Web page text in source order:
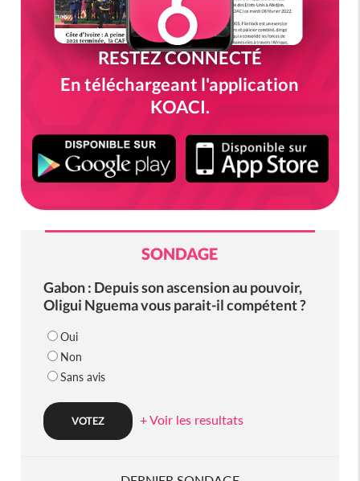
RESTEZ CONNECTÉ
En téléchargeant l'application
KOACI.
SONDAGE
Gabon : Depuis son ascension au pouvoir,
Oligui Nguema vous parait-il compétent ?
Oui
Non
Sans avis
+ Voir les resultats